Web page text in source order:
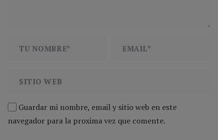
Guardar mi nombre, email y sitio web en este
navegador para la proxima vez que comente.